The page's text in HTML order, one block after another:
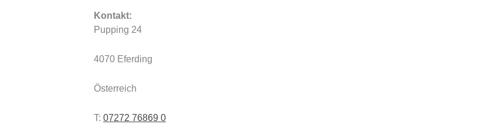
Kontakt:
Pupping 24
4070 Eferding
Österreich
T: 07272 76869 0